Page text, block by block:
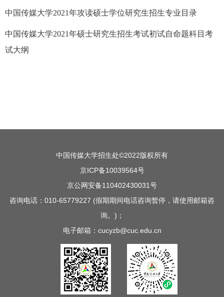
中国传媒大学2021年攻读硕士学位研究生招生专业目录
中国传媒大学2021年硕士研究生招生考试初试自命题科目考
试大纲
中国传媒大学招生处©2022版权所有
京ICP备10039564号
京公网安备110402430031号
咨询电话：010-65779227 (假期期间电话咨询暂停，请使用邮箱咨
询。)；
电子邮箱：cucyzb@cuc.edu.cn